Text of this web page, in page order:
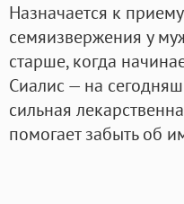
Назначается к
семяизвержения у
старше, когда
Сиалис — на
сильная
помогает забыть об